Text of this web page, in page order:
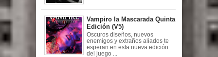
Vampiro la Mascarada Quinta
Edición (V5)
Oscuros diseños, nuevos
enemigos y extraños aliados te
esperan en esta nueva edición
del juego ...